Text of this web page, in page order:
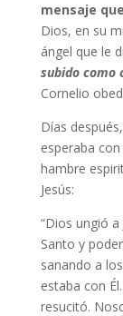
mensaje
Dios, en su
ángel que le
subido como
Cornelio
Días
esperaba
hambre
Jesús:
“Dios ungió
Santo y
sanando a
estaba con
resucitó.